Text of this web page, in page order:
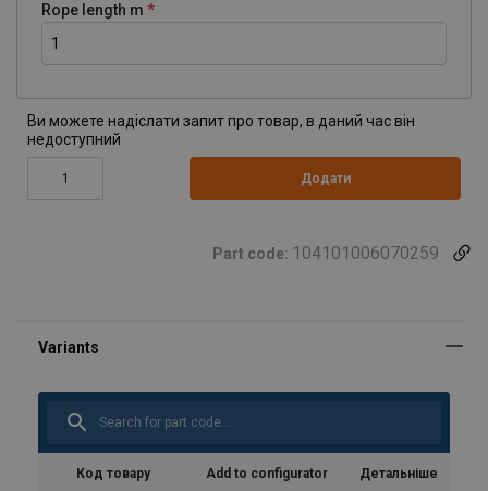
Rope length m
Ви можете надіслати запит про товар, в даний час він
недоступний
Додати
Part code: 104101006070259
Код товару Add to configurator Детальніше